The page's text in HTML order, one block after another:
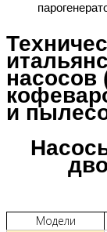
насосов
и
Модели